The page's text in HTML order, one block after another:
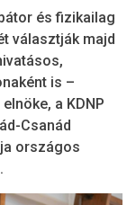
és fizikailag
választják majd
is –
a KDNP
Csanád
országos